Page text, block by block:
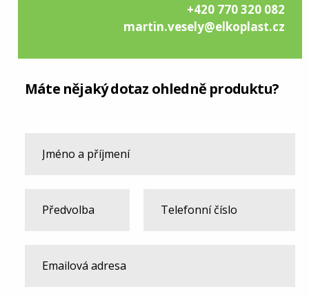
+420 770 320 082
martin.vesely@elkoplast.cz
Máte nějaký dotaz ohledně produktu?